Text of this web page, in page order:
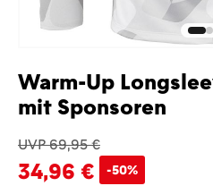
Warm-Up
mit Sponsoren
UVP 69,95 €
34,96 € -50%